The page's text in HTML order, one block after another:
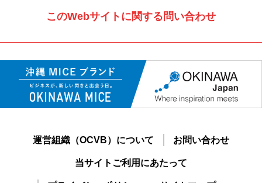
このWebサイトに関する問い合わせ
運営組織（OCVB）について お問い合わせ
当サイトご利用にあたって